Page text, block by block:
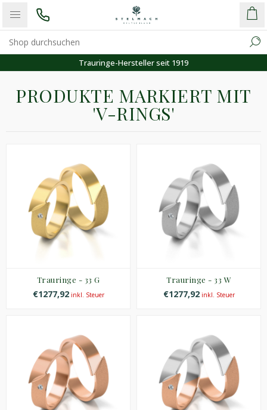
Trauringe-Hersteller seit 1919
PRODUKTE MARKIERT MIT
'V-RINGS'
Trauringe - 33 G
€1277,92inkl. Steuer
Trauringe - 33 W
€1277,92inkl. Steuer